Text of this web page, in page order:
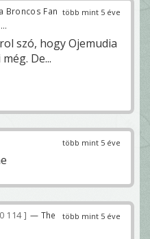
több mint 5 éve
Broncos Fan
szó, hogy Ojemudia
De...
több mint 5 éve
több mint 5 éve
114
— The